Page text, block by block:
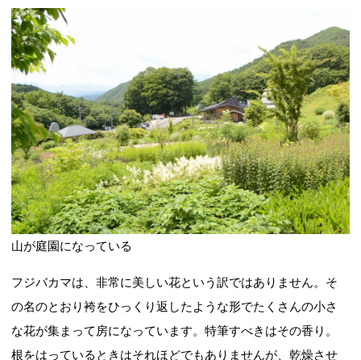
山が庭園になっている
フジバカマは、非常に美しい花という訳ではありません。そ
の名のとおり袴をひっくり返したような形でたくさんの小さ
な花が集まって房になっています。特筆すべきはその香り。
根をはっているときはそれほどでもありませんが、乾燥させ